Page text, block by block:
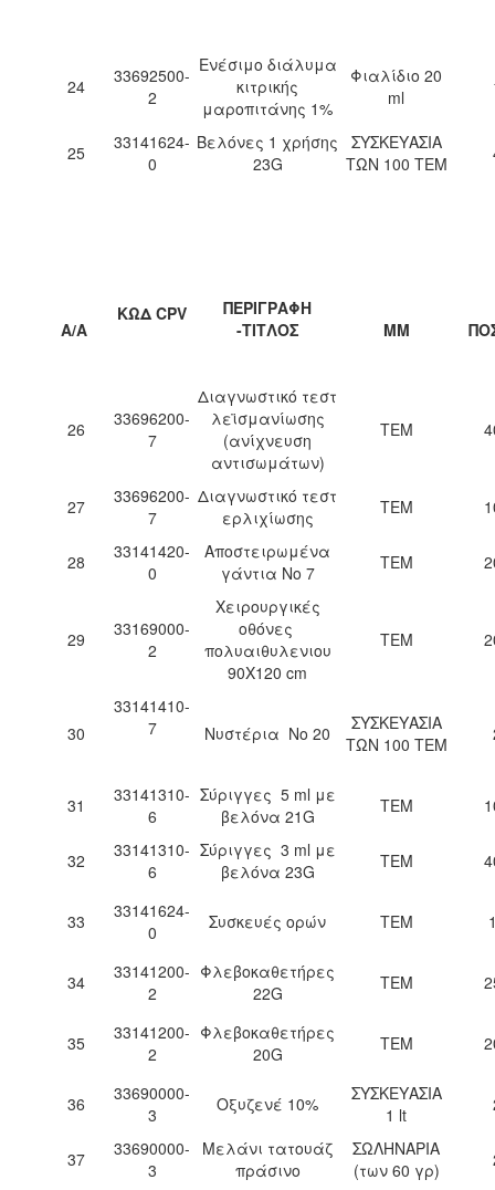
24
33692500-
2
Ενέσιμο διάλυμα
κιτρικής
μαροπιτάνης 1%
Φιαλίδιο 20
ml
25
33141624-
0
Βελόνες 1 χρήσης
23G
ΣΥΣΚΕΥΑΣΙΑ
ΤΩΝ 100 ΤΕΜ
Α/Α
ΚΩΔ CPV
ΠΕΡΙΓΡΑΦΗ
-ΤΙΤΛΟΣ
ΜΜ
26
33696200-
7
Διαγνωστικό τεστ
λεϊσμανίωσης
(ανίχνευση
αντισωμάτων)
ΤΕΜ
27
33696200-
7
Διαγνωστικό τεστ
ερλιχίωσης
ΤΕΜ
28
33141420-
0
Αποστειρωμένα
γάντια Νο 7
ΤΕΜ
29
33169000-
2
Χειρουργικές
οθόνες
πολυαιθυλενιου
90Χ120 cm
ΤΕΜ
30
33141410-
7
Νυστέρια Νο 20
ΣΥΣΚΕΥΑΣΙΑ
ΤΩΝ 100 ΤΕΜ
31
33141310-
6
Σύριγγες 5 ml με
βελόνα 21G
ΤΕΜ
32
33141310-
6
Σύριγγες 3 ml με
βελόνα 23G
ΤΕΜ
33
33141624-
0
Συσκευές ορών ΤΕΜ
34
33141200-
2
Φλεβοκαθετήρες
22G
ΤΕΜ
35
33141200-
2
Φλεβοκαθετήρες
20G
ΤΕΜ
36
33690000-
3
Οξυζενέ 10%
ΣΥΣΚΕΥΑΣΙΑ
1 lt
37
33690000-
3
Μελάνι τατουάζ
πράσινο
ΣΩΛΗΝΑΡΙΑ
(των 60 γρ)